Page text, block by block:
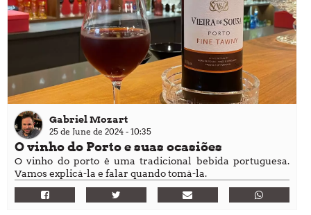
Gabriel Mozart
25 de June de 2024 - 10:35
O vinho do Porto e suas ocasiões
O vinho do porto é uma tradicional bebida portuguesa.
Vamos explicá-la e falar quando tomá-la.